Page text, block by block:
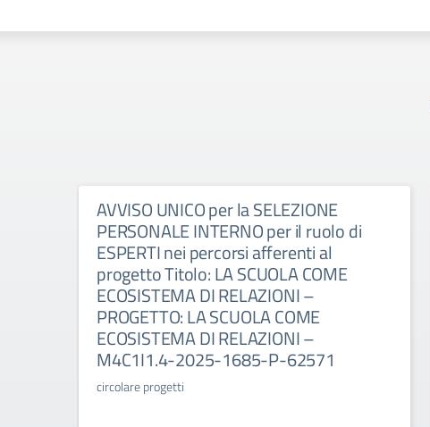
AVVISO UNICO per la SELEZIONE
PERSONALE INTERNO per il ruolo di
ESPERTI nei percorsi afferenti al
progetto Titolo: LA SCUOLA COME
ECOSISTEMA DI RELAZIONI –
PROGETTO: LA SCUOLA COME
ECOSISTEMA DI RELAZIONI –
M4C1I1.4-2025-1685-P-62571
circolare progetti